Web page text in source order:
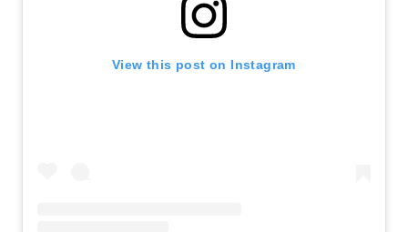
View this post on Instagram